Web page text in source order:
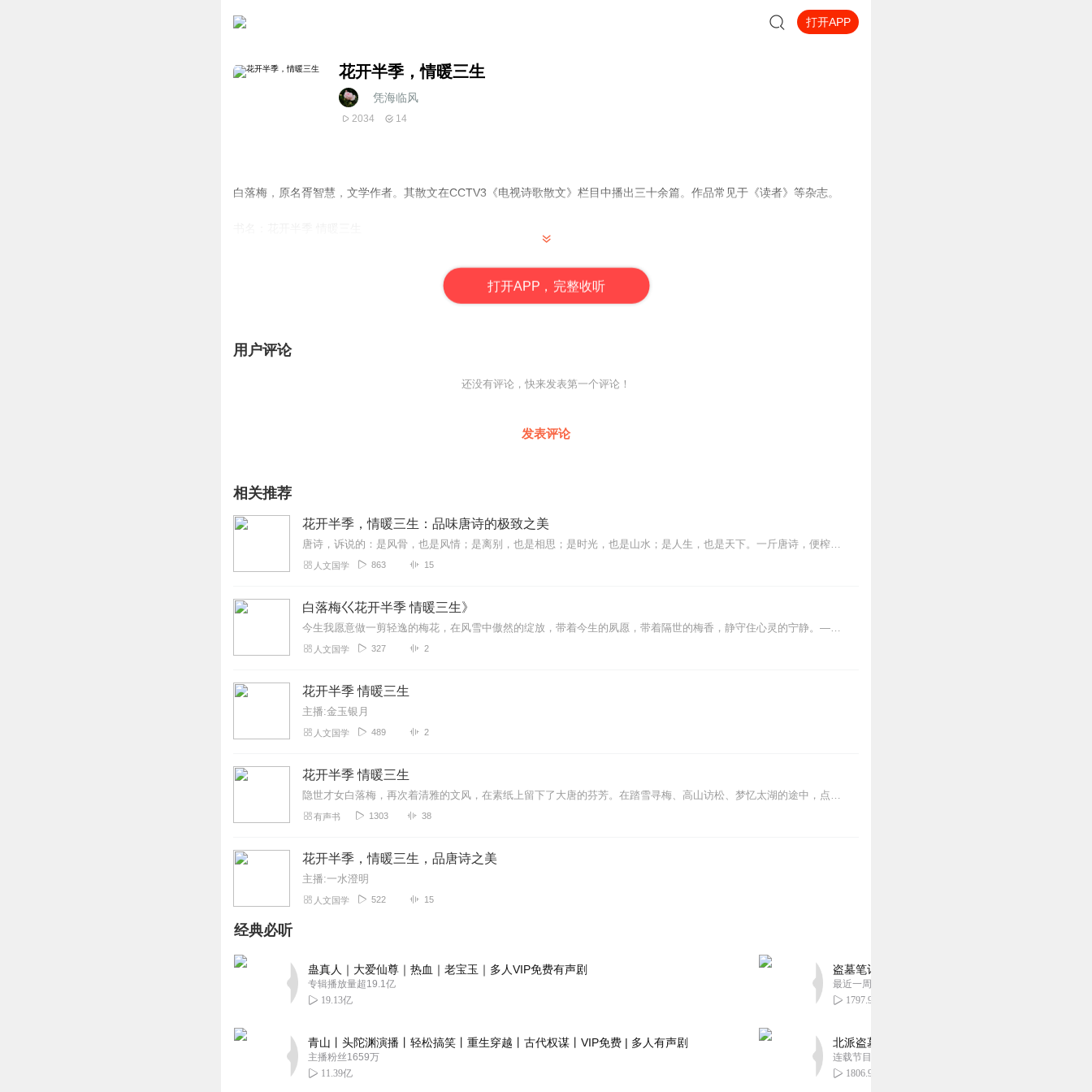
打开APP
花开半季，情暖三生
_凭海临风
2034 14
白落梅，原名胥智慧，文学作者。其散文在CCTV3《电视诗歌散文》栏目中播出三十余篇。作品常见于《读者》等杂志。
隐世才女白落梅，再次着清雅的文风，在素纸上留下了大唐的芬芳。在踏雪寻梅、高山访松、梦忆太湖的途中，点缀着一首首
打开APP，完整收听
用户评论
还没有评论，快来发表第一个评论！
发表评论
相关推荐
花开半季，情暖三生：品味唐诗的极致之美
唐诗，诉说的：是风骨，也是风情；是离别，也是相思；是时光，也是山水；是人生，也是天下。一斤唐诗，便榨出九两情思。
人文国学 863 15
白落梅巜花开半季 情暖三生》
今生我愿意做一剪轻逸的梅花，在风雪中傲然的绽放，带着今生的夙愿，带着隔世的梅香，静守住心灵的宁静。——白落梅唐诗一首低吟出谁人的梦呓，素笺留香，飘渺...
人文国学 327 2
花开半季 情暖三生
主播:金玉银月
人文国学 489 2
花开半季 情暖三生
隐世才女白落梅，再次着清雅的文风，在素纸上留下了大唐的芬芳。在踏雪寻梅、高山访松、梦忆太湖的途中，点缀着一首首切合意境的唐诗，其解读清丽自然，如兰花般优雅芬芳，...
有声书 1303 38
花开半季，情暖三生，品唐诗之美
主播:一水澄明
人文国学 522 15
经典必听
蛊真人｜大爱仙尊｜热血｜老宝玉｜多人VIP免费有声剧
专辑播放量超19.1亿
19.13亿
青山丨头陀渊演播丨轻松搞笑丨重生穿越丨古代权谋丨VIP免费 | 多人有声剧
主播粉丝1659万
11.39亿
盗墓笔记 全8部丨豪华CV版丨苏尚卿&边江 领衔
最近一周更新
1797.94万
北派盗墓笔记丨头陀渊出品丨悬疑灵异丨摸金校尉
连载节目超五百集
1806.98万